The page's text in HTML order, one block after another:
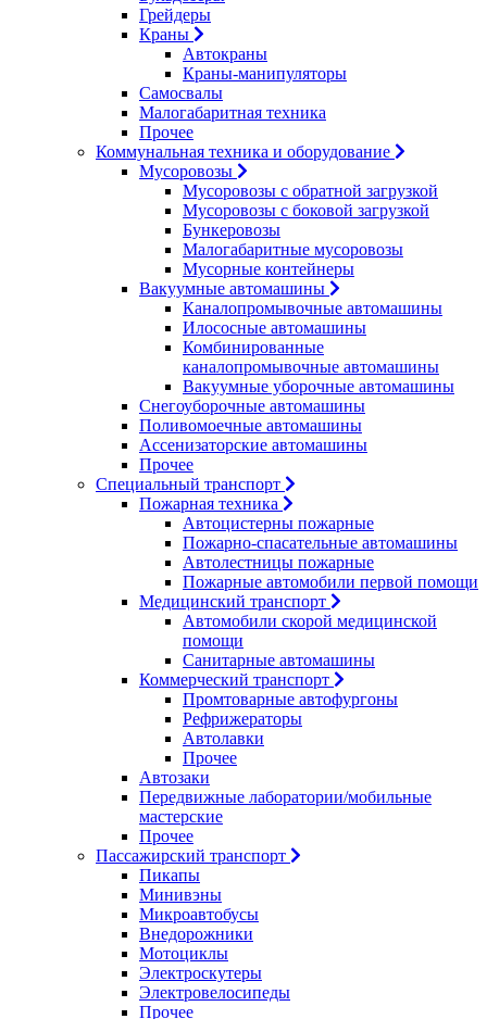
Грейдеры
Краны
Автокраны
Краны-манипуляторы
Самосвалы
Малогабаритная техника
Прочее
Коммунальная техника и оборудование
Мусоровозы
Мусоровозы с обратной загрузкой
Мусоровозы с боковой загрузкой
Бункеровозы
Малогабаритные мусоровозы
Мусорные контейнеры
Вакуумные автомашины
Каналопромывочные автомашины
Илососные автомашины
Комбинированные
каналопромывочные автомашины
Вакуумные уборочные автомашины
Снегоуборочные автомашины
Поливомоечные автомашины
Ассенизаторские автомашины
Прочее
Специальный транспорт
Пожарная техника
Автоцистерны пожарные
Пожарно-спасательные автомашины
Автолестницы пожарные
Пожарные автомобили первой помощи
Медицинский транспорт
Автомобили скорой медицинской
помощи
Санитарные автомашины
Коммерческий транспорт
Промтоварные автофургоны
Рефрижераторы
Автолавки
Прочее
Автозаки
Передвижные лаборатории/мобильные
мастерские
Прочее
Пассажирский транспорт
Пикапы
Минивэны
Микроавтобусы
Внедорожники
Мотоциклы
Электроскутеры
Электровелосипеды
Прочее